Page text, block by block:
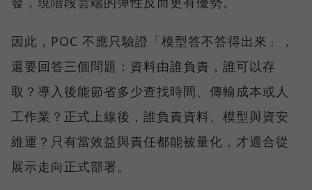
因此，POC 不應只驗證「模型答不答得出來」，
還要回答三個問題：資料由誰負責，誰可以存
取？導入後能節省多少查找時間、傳輸成本或人
工作業？正式上線後，誰負責資料、模型與資安
維運？只有當效益與責任都能被量化，才適合從
展示走向正式部署。